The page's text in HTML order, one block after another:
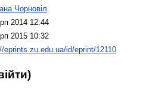
Чорновіл
2014 12:44
2015 10:32
eprints.zu.edu.ua/id/eprint/12110